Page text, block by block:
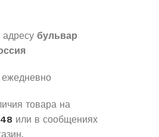
бульвар
товара на
или в сообщениях